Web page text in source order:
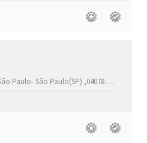
Paulo-São Paulo(SP) ,04078-002